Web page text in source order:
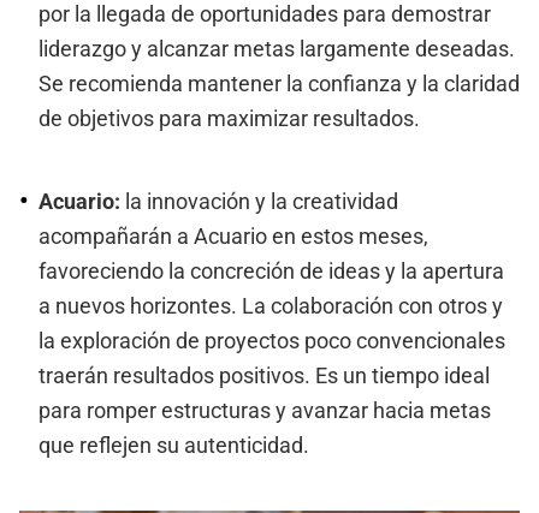
por la llegada de oportunidades para demostrar
liderazgo y alcanzar metas largamente deseadas.
Se recomienda mantener la confianza y la claridad
de objetivos para maximizar resultados.
Acuario: la innovación y la creatividad
acompañarán a Acuario en estos meses,
favoreciendo la concreción de ideas y la apertura
a nuevos horizontes. La colaboración con otros y
la exploración de proyectos poco convencionales
traerán resultados positivos. Es un tiempo ideal
para romper estructuras y avanzar hacia metas
que reflejen su autenticidad.